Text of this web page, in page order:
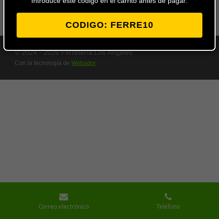
© 2024 - 2026 Ferretería Los Ángeles
Con la tecnología de Webador
Correo electrónico Teléfono
CODIGO: FERRE10